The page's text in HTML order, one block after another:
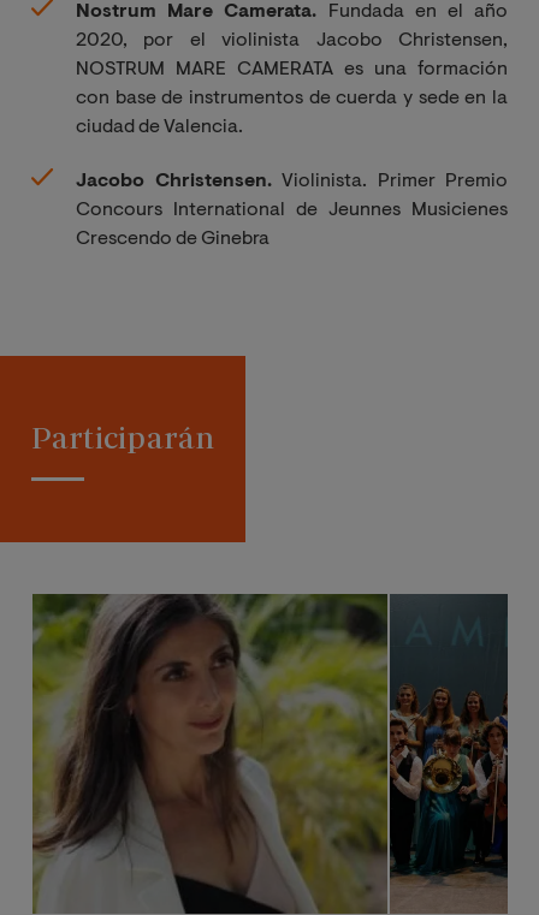
Nostrum MareCamerata.
Fundada en el año
2020, por el violinista Jacobo Christensen,
NOSTRUM MARE CAMERATA es una formación
con base de instrumentos de cuerda y sede en la
ciudad de Valencia.
Jacobo Christensen.Violinista. Primer Premio
Concours International de Jeunnes
Musicienes
Crescendo de Ginebra
Participarán